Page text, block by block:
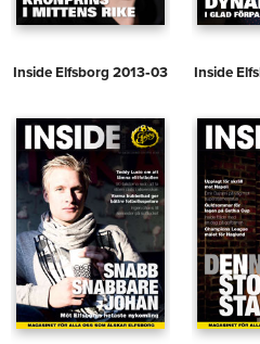
Inside Elfsborg 2013‑03 Inside